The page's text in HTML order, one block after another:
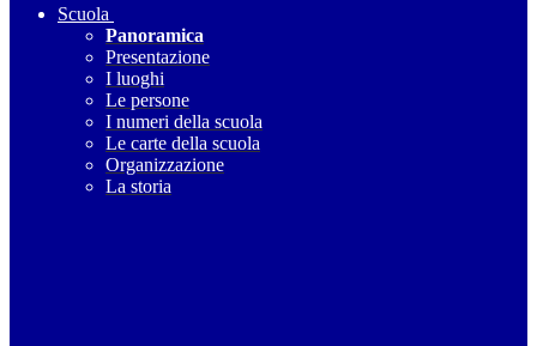
Scuola
Panoramica
Presentazione
I luoghi
Le persone
I numeri della scuola
Le carte della scuola
Organizzazione
La storia